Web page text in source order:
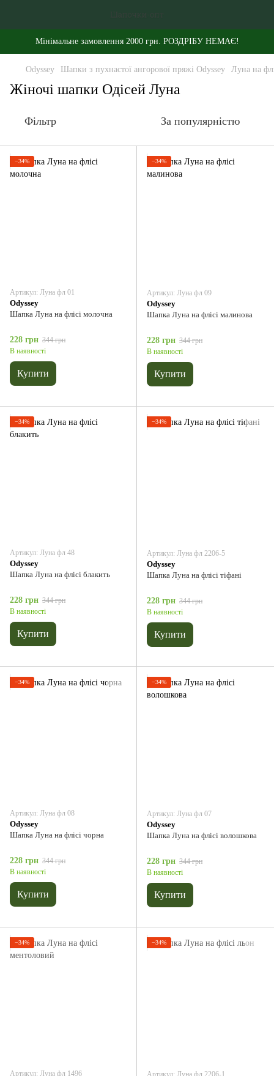
Мінімальне замовлення 2000 грн. РОЗДРІБУ НЕМАЄ!
Odyssey Шапки з пухнастої ангорової пряжі Odyssey Луна на
Жіночі шапки Одісей Луна
Фільтр За популярністю
−34%
Артикул: Луна фл 01
Odyssey
Шапка Луна на флісі молочна
228 грн 344 грн
В наявності
Купити
−34%
Артикул: Луна фл 09
Odyssey
Шапка Луна на флісі малинова
228 грн 344 грн
В наявності
Купити
−34%
Артикул: Луна фл 48
Odyssey
Шапка Луна на флісі блакить
228 грн 344 грн
В наявності
Купити
−34%
Артикул: Луна фл 2206-5
Odyssey
Шапка Луна на флісі тіфані
228 грн 344 грн
В наявності
Купити
−34%
Артикул: Луна фл 08
Odyssey
Шапка Луна на флісі чорна
228 грн 344 грн
В наявності
Купити
−34%
Артикул: Луна фл 07
Odyssey
Шапка Луна на флісі волошкова
228 грн 344 грн
В наявності
Купити
−34%
Артикул: Луна фл 1496
−34%